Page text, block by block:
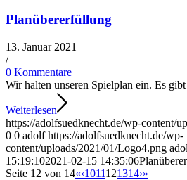
Planübererfüllung
13. Januar 2021
/
0 Kommentare
Wir halten unseren Spielplan ein. Es
Weiterlesen
https://adolfsuedknecht.de/wp-content/
0 0 adolf https://adolfsuedknecht.de/wp-
content/uploads/2021/01/Logo4.png
15:19:102021-02-15 14:35:06
Seite 12 von 14«‹1011121314›»